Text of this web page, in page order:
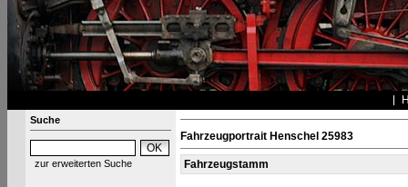
Suche
zur erweiterten Suche
Fahrzeugportrait Henschel 25983
Fahrzeugstamm